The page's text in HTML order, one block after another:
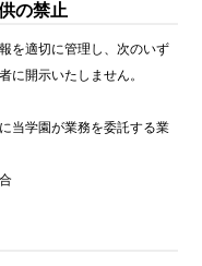
の禁止
を適切に管理し、次のいず
に開示いたしません。
当学園が業務を委託する業